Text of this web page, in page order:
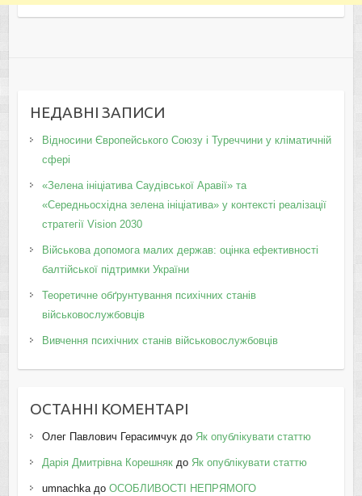
НЕДАВНІ ЗАПИСИ
Відносини Європейського Союзу і Туреччини у кліматичній
сфері
«Зелена ініціатива Саудівської Аравії» та
«Середньосхідна зелена ініціатива» у контексті реалізації
стратегії Vision 2030
Військова допомога малих держав: оцінка ефективності
балтійської підтримки України
Теоретичне обґрунтування психічних станів
військовослужбовців
Вивчення психічних станів військовослужбовців
ОСТАННІ КОМЕНТАРІ
Олег Павлович Герасимчукдо Як опублікувати статтю
Дарія Дмитрівна Корешнякдо Як опублікувати статтю
umnachkaдо ОСОБЛИВОСТІ НЕПРЯМОГО